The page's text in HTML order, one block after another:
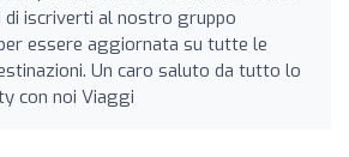
di iscriverti al nostro gruppo
essere aggiornata su tutte le
Un caro saluto da tutto lo
con noi Viaggi